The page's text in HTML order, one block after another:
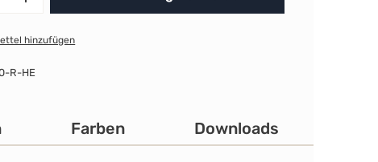
hinzufügen
R-HE
Farben Downloads